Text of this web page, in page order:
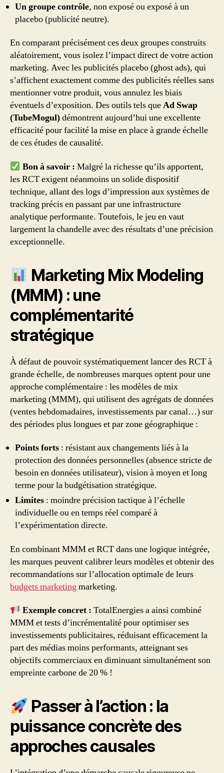
Un groupe contrôle, non exposé ou exposé à un
placebo (publicité neutre).
En comparant précisément ces deux groupes construits
aléatoirement, vous isolez l’impact direct de votre action
marketing. Avec les publicités placebo (ghost ads), qui
s’affichent exactement comme des publicités réelles sans
mentionner votre produit, vous annulez les biais
éventuels d’exposition. Des outils tels queAd Swap
(TubeMogul)démontrent aujourd’hui une excellente
efficacité pour facilité la mise en place à grande échelle
de ces études de causalité.
Bon à savoir : Malgré la richesse qu’ils apportent,
les RCT exigent néanmoins un solide dispositif
technique, allant des logs d’impression aux systèmes de
tracking précis en passant par une infrastructure
analytique performante. Toutefois, le jeu en vaut
largement la chandelle avec des résultats d’une précision
exceptionnelle.
Marketing Mix Modeling
(MMM) : une
complémentarité
stratégique
À défaut de pouvoir systématiquement lancer des RCT à
grande échelle, de nombreuses marques optent pour une
approche complémentaire : les modèles de mix
marketing (MMM), qui utilisent des agrégats de données
(ventes hebdomadaires, investissements par canal…) sur
des périodes plus longues et par zone géographique :
Points forts : résistant aux changements liés à la
protection des données personnelles (absence stricte de
besoin en données utilisateur), vision à moyen et long
terme pour la budgétisation stratégique.
Limites : moindre précision tactique à l’échelle
individuelle ou en temps réel comparé à
l’expérimentation directe.
En combinant MMM et RCT dans une logique intégrée,
les marques peuvent calibrer leurs modèles et obtenir des
recommandations sur l’allocation optimale de leurs
budgets marketingmarketing.
Exemple concret : TotalEnergies a ainsi combiné
MMM et tests d’incrémentalité pour optimiser ses
investissements publicitaires, réduisant efficacement la
part des médias moins performants, atteignant ses
objectifs commerciaux en diminuant simultanément son
empreinte carbone de 20 % !
Passer à l’action : la
puissance concrète des
approches causales